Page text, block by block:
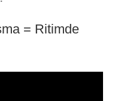
= Ritimde